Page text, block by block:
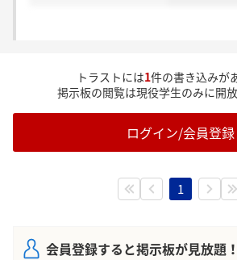
トラストには1件の書き込みが
掲示板の閲覧は現役学生のみに開放
ログイン/会員登録
1
会員登録すると掲示板が見放題！